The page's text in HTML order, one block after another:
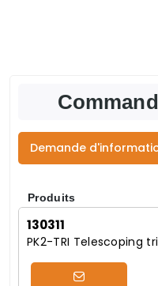
Demande
Produits
130311
PK2-TRI Telescoping